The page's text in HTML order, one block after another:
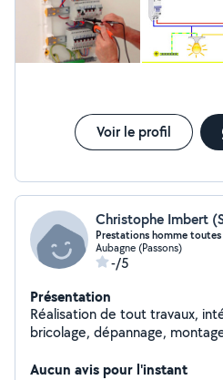
Voir le profil
Christophe Imbert
Prestations homme toutes
Aubagne (Passons)
-/5
Présentation
Réalisation de tout travaux,
bricolage, dépannage,
Aucun avis pour l'instant